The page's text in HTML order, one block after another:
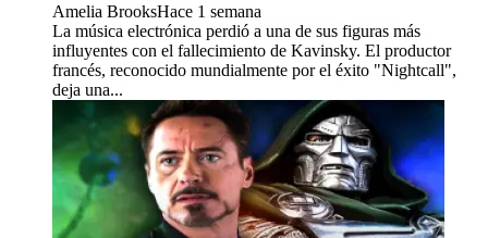
Amelia BrooksHace 1 semana
La música electrónica perdió a una de sus figuras más
influyentes con el fallecimiento de Kavinsky. El productor
francés, reconocido mundialmente por el éxito "Nightcall",
deja una...